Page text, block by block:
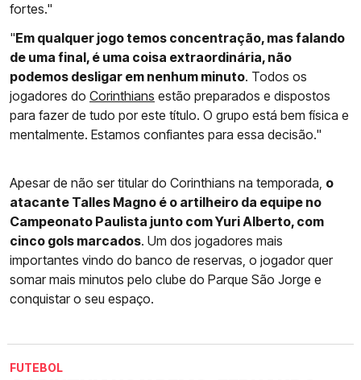
fortes."
"Em qualquer jogo temos concentração, mas falando
de uma final, é uma coisa extraordinária, não
podemos desligar em nenhum minuto. Todos os
jogadores do Corinthians estão preparados e dispostos
para fazer de tudo por este título. O grupo está bem física e
mentalmente. Estamos confiantes para essa decisão."
Apesar de não ser titular do Corinthians na temporada, o
atacante Talles Magno é o artilheiro da equipe no
Campeonato Paulista junto com Yuri Alberto, com
cinco gols marcados. Um dos jogadores mais
importantes vindo do banco de reservas, o jogador quer
somar mais minutos pelo clube do Parque São Jorge e
conquistar o seu espaço.
FUTEBOL